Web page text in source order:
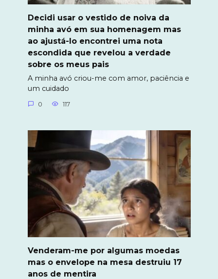
Decidi usar o vestido de noiva da
minha avó em sua homenagem mas
ao ajustá-lo encontrei uma nota
escondida que revelou a verdade
sobre os meus pais
A minha avó criou-me com amor, paciência e
um cuidado
0 117
Venderam-me por algumas moedas
mas o envelope na mesa destruiu 17
anos de mentira